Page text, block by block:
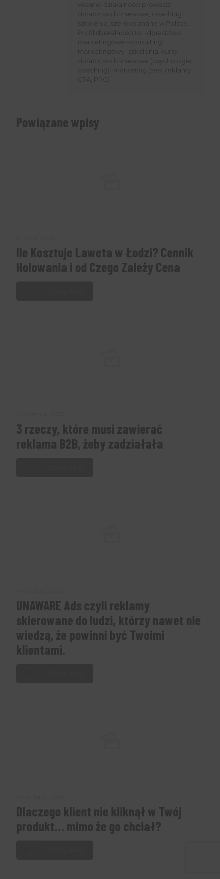
własnej działalności prowadzi
doradztwo biznesowe, coaching i
szkolenia, szeroko znane w Polsce.
Profil działalności to: -doradztwo
marketingowe -konsulting
marketingowy -szkolenia, kursy -
doradztwo biznesowe (psychologia,
coaching) -marketing (seo, reklamy
CPA, PPC)
Powiązane wpisy
Ile Kosztuje Laweta w Łodzi? Cennik
Holowania i od Czego Zależy Cena
3 rzeczy, które musi zawierać
reklama B2B, żeby zadziałała
UNAWARE Ads czyli reklamy
skierowane do ludzi, którzy nawet nie
wiedzą, że powinni być Twoimi
klientami.
Dlaczego klient nie kliknął w Twój
produkt… mimo że go chciał?